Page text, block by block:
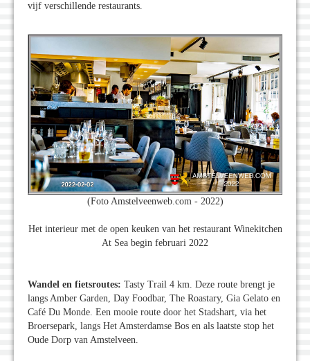
vijf verschillende restaurants.
(Foto Amstelveenweb.com - 2022)
Het interieur met de open keuken van het restaurant Winekitchen
At Sea begin februari 2022
Wandel en fietsroutes: Tasty Trail 4 km. Deze route brengt je
langs Amber Garden, Day Foodbar, The Roastary, Gia Gelato en
Café Du Monde. Een mooie route door het Stadshart, via het
Broersepark, langs Het Amsterdamse Bos en als laatste stop het
Oude Dorp van Amstelveen.